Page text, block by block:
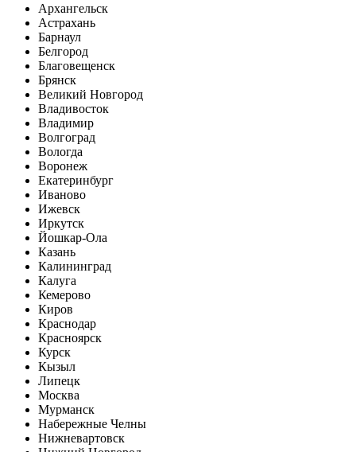
Архангельск
Астрахань
Барнаул
Белгород
Благовещенск
Брянск
Великий Новгород
Владивосток
Владимир
Волгоград
Вологда
Воронеж
Екатеринбург
Иваново
Ижевск
Иркутск
Йошкар-Ола
Казань
Калининград
Калуга
Кемерово
Киров
Краснодар
Красноярск
Курск
Кызыл
Липецк
Москва
Мурманск
Набережные Челны
Нижневартовск